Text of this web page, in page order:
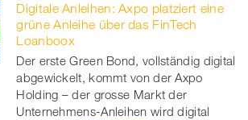
Digitale Anleihen: Axpo platziert eine
grüne Anleihe über das FinTech
Loanboox
Der erste Green Bond, vollständig digital
abgewickelt, kommt von der Axpo
Holding – der grosse Markt der
Unternehmens-Anleihen wird digital